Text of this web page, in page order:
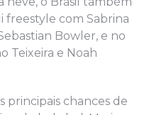
freestyle com Sabrina
Bowler, e no
Teixeira e Noah
principais chances de